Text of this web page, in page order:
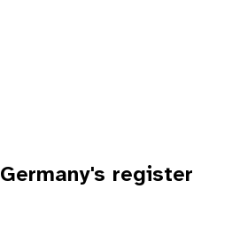
Germany's register